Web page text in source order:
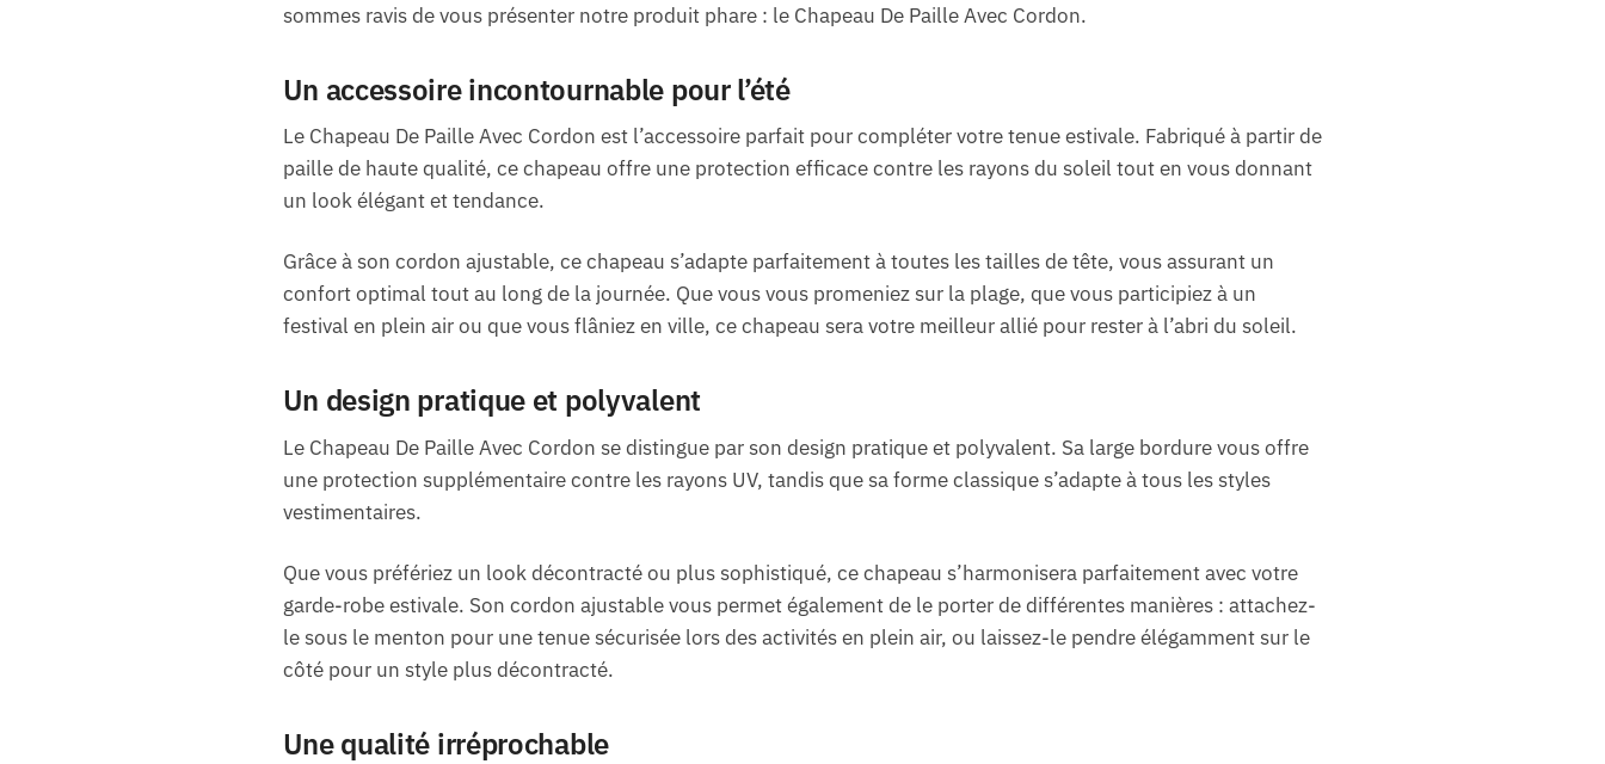
sommes ravis de vous présenter notre produit phare : le Chapeau De Paille Avec Cordon.
Un accessoire incontournable pour l’été
Le Chapeau De Paille Avec Cordon est l’accessoire parfait pour compléter votre tenue estivale. Fabriqué à partir de
paille de haute qualité, ce chapeau offre une protection efficace contre les rayons du soleil tout en vous donnant
un look élégant et tendance.
Grâce à son cordon ajustable, ce chapeau s’adapte parfaitement à toutes les tailles de tête, vous assurant un
confort optimal tout au long de la journée. Que vous vous promeniez sur la plage, que vous participiez à un
festival en plein air ou que vous flâniez en ville, ce chapeau sera votre meilleur allié pour rester à l’abri du soleil.
Un design pratique et polyvalent
Le Chapeau De Paille Avec Cordon se distingue par son design pratique et polyvalent. Sa large bordure vous offre
une protection supplémentaire contre les rayons UV, tandis que sa forme classique s’adapte à tous les styles
vestimentaires.
Que vous préfériez un look décontracté ou plus sophistiqué, ce chapeau s’harmonisera parfaitement avec votre
garde-robe estivale. Son cordon ajustable vous permet également de le porter de différentes manières : attachez-
le sous le menton pour une tenue sécurisée lors des activités en plein air, ou laissez-le pendre élégamment sur le
côté pour un style plus décontracté.
Une qualité irréprochable